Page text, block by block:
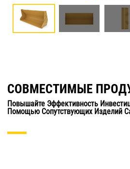
СОВМЕСТИМЫЕ
Повышайте Эффективность
Помощью Сопутствующих Изделий